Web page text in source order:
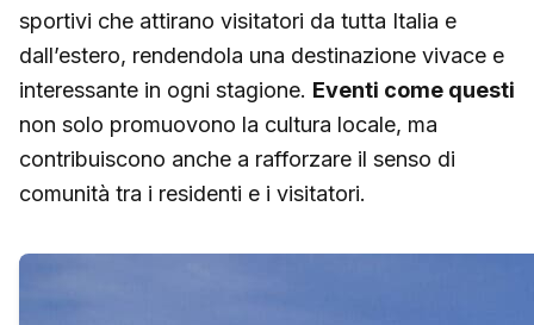
sportivi che attirano visitatori da tutta Italia e
dall’estero, rendendola una destinazione vivace e
interessante in ogni stagione. Eventi come questi
non solo promuovono la cultura locale, ma
contribuiscono anche a rafforzare il senso di
comunità tra i residenti e i visitatori.